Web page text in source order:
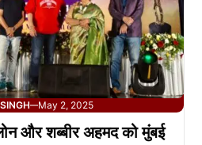
—May 2, 2025
और शब्बीर अहमद को मुंबई